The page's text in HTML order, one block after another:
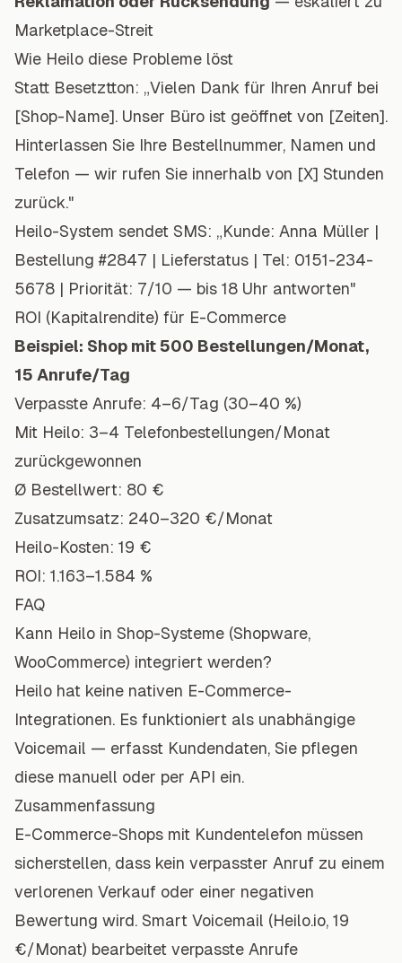
Marketplace-Streit
Wie Heilo diese Probleme löst
Statt Besetztton: „Vielen Dank für Ihren Anruf bei
[Shop-Name]. Unser Büro ist geöffnet von [Zeiten].
Hinterlassen Sie Ihre Bestellnummer, Namen und
Telefon — wir rufen Sie innerhalb von [X] Stunden
zurück."
Heilo-System sendet SMS: „Kunde: Anna Müller |
Bestellung #2847 | Lieferstatus | Tel: 0151-234-
5678 | Priorität: 7/10 — bis 18 Uhr antworten"
ROI (Kapitalrendite) für E-Commerce
Beispiel: Shop mit 500 Bestellungen/Monat,
15 Anrufe/Tag
Verpasste Anrufe: 4–6/Tag (30–40 %)
Mit Heilo: 3–4 Telefonbestellungen/Monat
zurückgewonnen
Ø Bestellwert: 80 €
Zusatzumsatz: 240–320 €/Monat
Heilo-Kosten: 19 €
ROI: 1.163–1.584 %
FAQ
Kann Heilo in Shop-Systeme (Shopware,
WooCommerce) integriert werden?
Heilo hat keine nativen E-Commerce-
Integrationen. Es funktioniert als unabhängige
Voicemail — erfasst Kundendaten, Sie pflegen
diese manuell oder per API ein.
Zusammenfassung
E-Commerce-Shops mit Kundentelefon müssen
sicherstellen, dass kein verpasster Anruf zu einem
verlorenen Verkauf oder einer negativen
Bewertung wird. Smart Voicemail (Heilo.io, 19
€/Monat) bearbeitet verpasste Anrufe